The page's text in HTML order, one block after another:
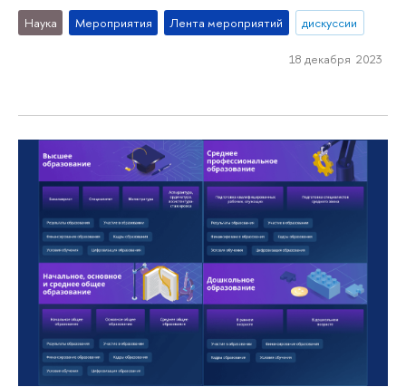
Наука Мероприятия Лента мероприятий дискуссии
18 декабря 2023